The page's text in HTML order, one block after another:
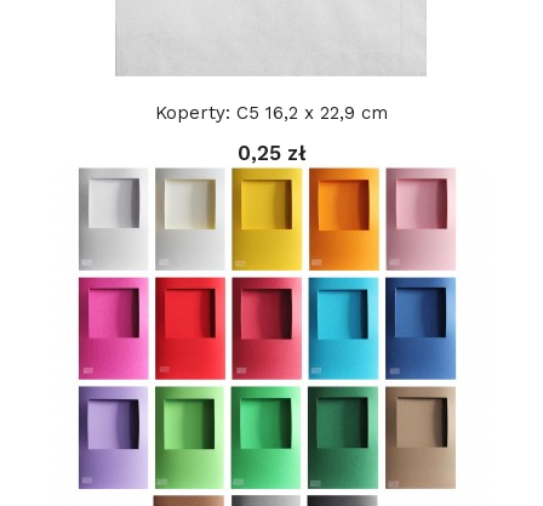
Koperty: C5 16,2 x 22,9 cm
0,25 zł